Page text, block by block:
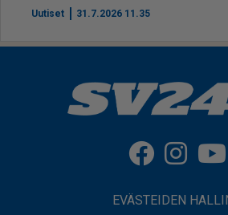
Uutiset 31.7.2026 11.35
EVÄSTEIDEN